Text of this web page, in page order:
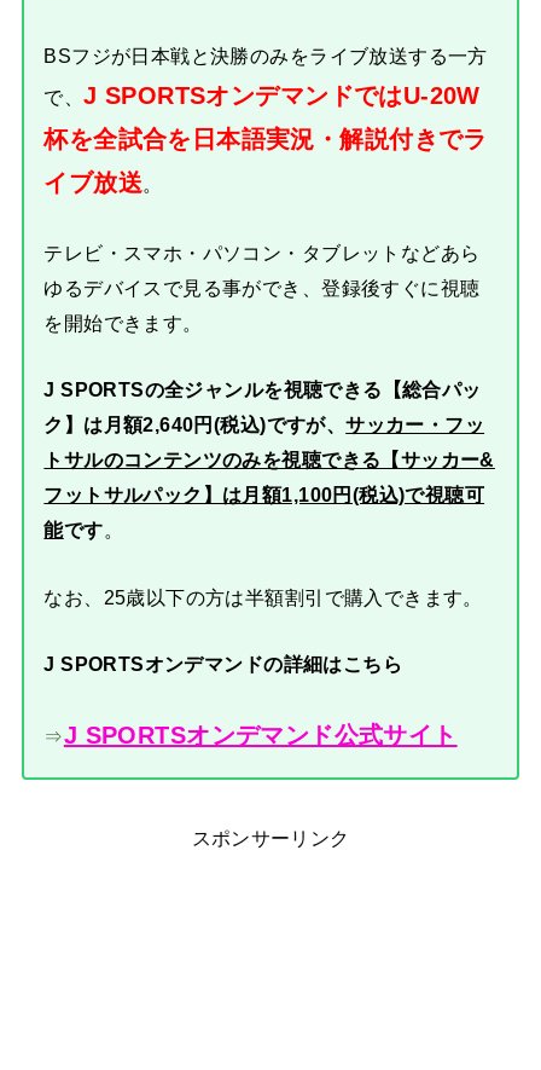
BSフジが日本戦と決勝のみをライブ放送する一方
で、J SPORTSオンデマンドではU-20W
杯を全試合を日本語実況・解説付きでラ
イブ放送
テレビ・スマホ・パソコン・タブレットなどあら
ゆるデバイスで見る事ができ、登録後すぐに視聴
を開始できます。
J SPORTSの全ジャンルを視聴できる【総合パッ
ク】は月額2,640円(税込)ですが、サッカー・フッ
トサルのコンテンツのみを視聴できる【サッカー&
フットサルパック】は月額1,100円(税込)で視聴可
能です。
なお、25歳以下の方は半額割引で購入できます。
J SPORTSオンデマンドの詳細はこちら
⇒J SPORTSオンデマンド公式サイト
スポンサーリンク